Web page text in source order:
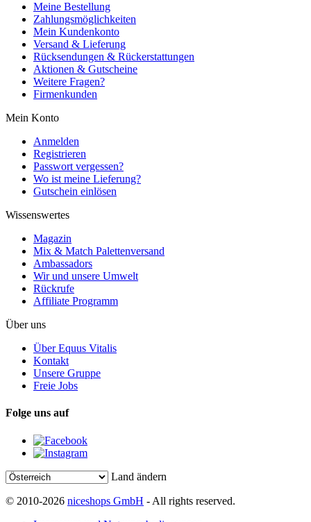
Meine Bestellung
Zahlungsmöglichkeiten
Mein Kundenkonto
Versand & Lieferung
Rücksendungen & Rückerstattungen
Aktionen & Gutscheine
Weitere Fragen?
Firmenkunden
Mein Konto
Anmelden
Registrieren
Passwort vergessen?
Wo ist meine Lieferung?
Gutschein einlösen
Wissenswertes
Magazin
Mix & Match Palettenversand
Ambassadors
Wir und unsere Umwelt
Rückrufe
Affiliate Programm
Über uns
Über Equus Vitalis
Kontakt
Unsere Gruppe
Freie Jobs
Folge uns auf
Land ändern
© 2010-2026 niceshops GmbH - All rights reserved.